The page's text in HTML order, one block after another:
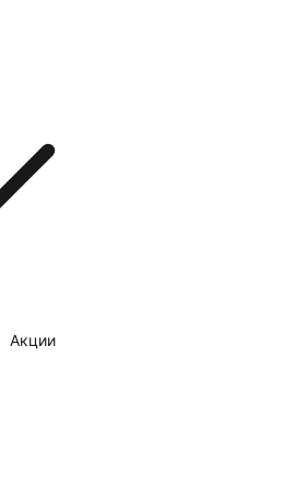
Акции